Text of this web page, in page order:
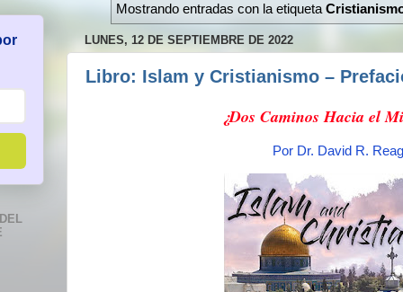
Mostrando entradas con la etiqueta
LUNES, 12 DE SEPTIEMBRE DE 2022
Libro: Islam y Cristianismo –
¿Dos Caminos Hacia el
Por Dr. David R.